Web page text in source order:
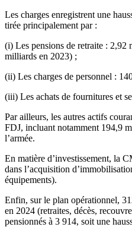
Les charges enregistrent une
tirée principalement par :
(i) Les pensions de retraite :
milliards en 2023) ;
(ii) Les charges de personnel :
(iii) Les achats de fournitures et
Par ailleurs, les autres actifs
FDJ, incluant notamment 194,9
l’armée.
En matière d’investissement, la
dans l’acquisition
équipements).
Enfin, sur le plan opérationnel,
en 2024 (retraites, décès,
pensionnés à 3 914, soit une